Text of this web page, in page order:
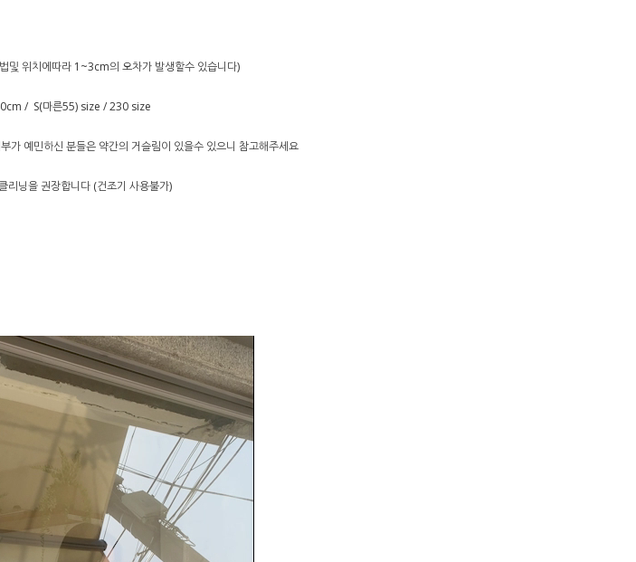
및 위치에따라 1~3cm의 오차가 발생할수 있습니다)
/ S(마른55) size / 230 size
가 예민하신 분들은 약간의 거슬림이 있을수 있으니 참고해주세요
리닝을 권장합니다 (건조기 사용불가)